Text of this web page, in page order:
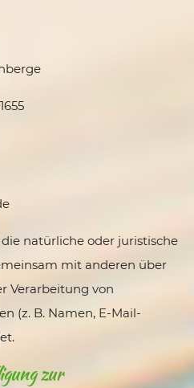
natürliche oder juristische
mit anderen über
Verarbeitung von
(z. B. Namen, E-Mail-
zur